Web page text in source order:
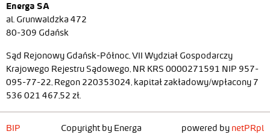
Energa SA
al. Grunwaldzka 472
80-309 Gdańsk
Sąd Rejonowy Gdańsk-Północ, VII Wydział Gospodarczy
Krajowego Rejestru Sądowego, NR KRS 0000271591 NIP 957-
095-77-22, Regon 220353024, kapitał zakładowy/wpłacony 7
536 021 467,52 zł.
BIP Copyright by Energa powered by netPR.pl